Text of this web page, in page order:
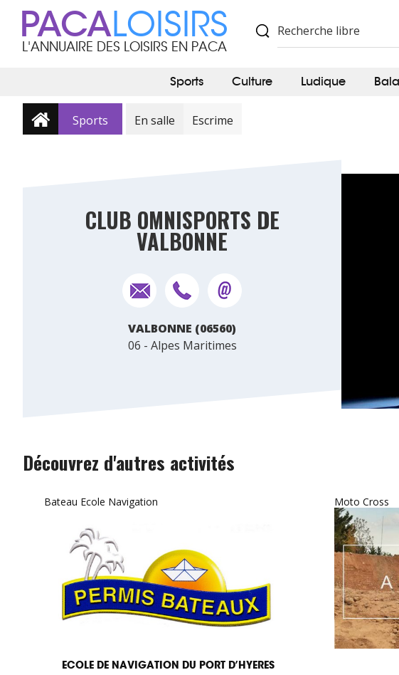
PACALOISIRS
L'ANNUAIRE DES LOISIRS EN PACA
Sports Culture Ludique
Sports En salle Escrime
CLUB OMNISPORTS DE
VALBONNE
VALBONNE (06560)
06 - Alpes Maritimes
Découvrez d'autres activités
Bateau Ecole Navigation
ECOLE DE NAVIGATION DU PORT D’HYERES
Moto Cross